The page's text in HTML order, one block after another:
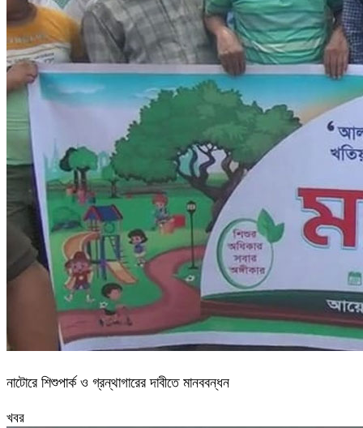
নাটোরে শিশুপার্ক ও গ্রন্থাগারের দাবীতে মানববন্ধন
খবর